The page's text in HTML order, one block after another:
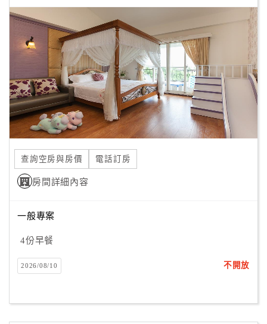
作
旅
計
劃
商
品
宣
傳
查詢空房與房價 電話訂房
房間詳細內容
一般專案
4份早餐
2026/08/10 不開放